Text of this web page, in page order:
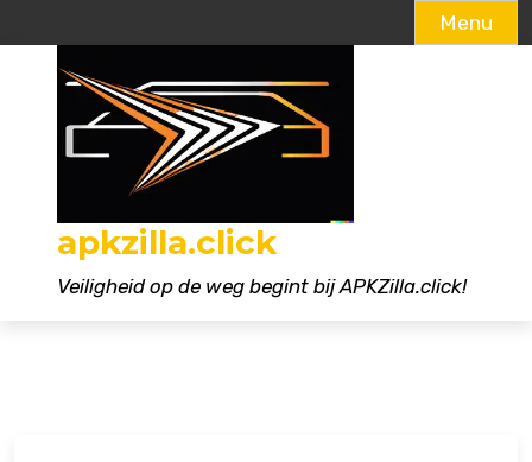
Menu
apkzilla.click
Veiligheid op de weg begint bij APKZilla.click!